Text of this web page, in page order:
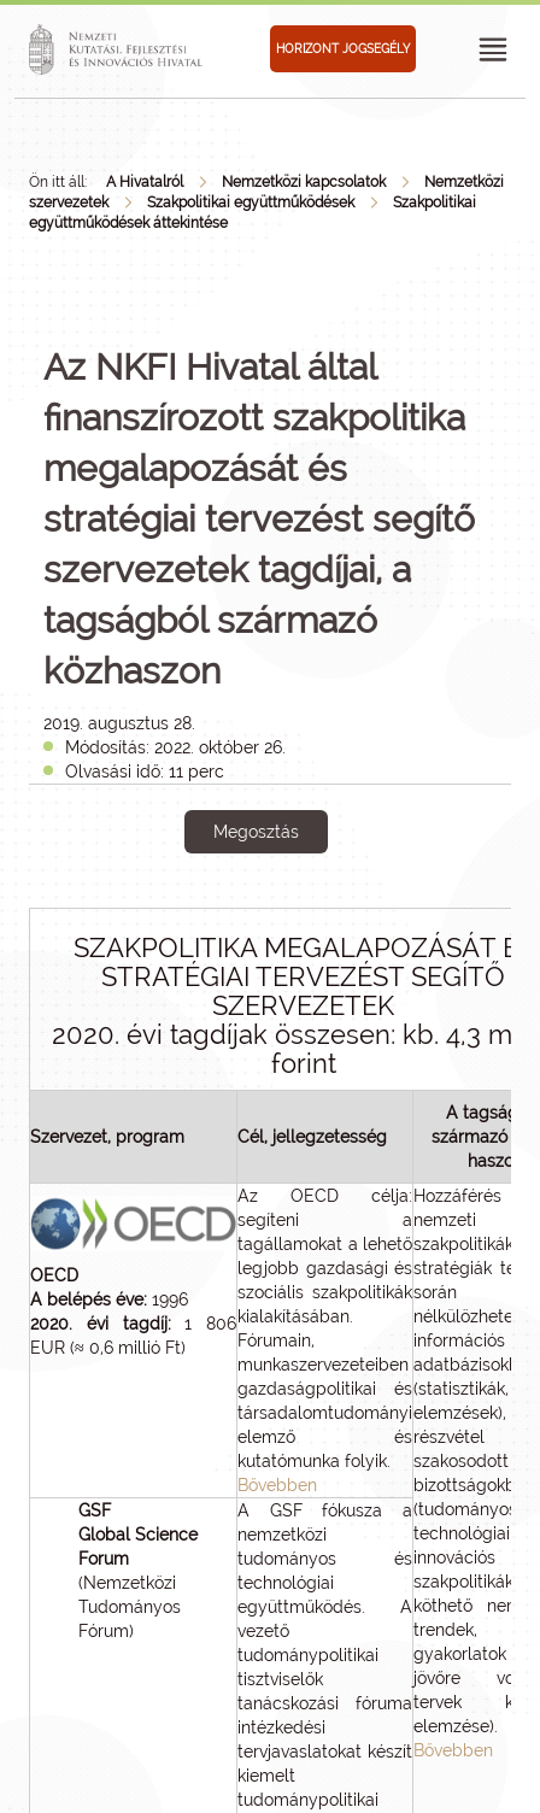
HORIZONT JOGSEGÉLY
Ön itt áll: A Hivatalról Nemzetközi kapcsolatok
Nemzetközi
szervezetek
Szakpolitikai együttműködések
Szakpolitikai
együttműködések áttekintése
Az NKFI Hivatal által
finanszírozott szakpolitika
megalapozását és
stratégiai tervezést segítő
szervezetek tagdíjai, a
tagságból származó
közhaszon
2019. augusztus 28.
Módosítás: 2022. október 26.
Olvasási idő: 11 perc
Megosztás
SZAKPOLITIKA MEGALAPOZÁSÁT ÉS
STRATÉGIAI TERVEZÉST SEGÍTŐ
SZERVEZETEK
2020. évi tagdíjak összesen: kb. 4,3
forint
Szervezet, program Cél, jellegzetesség
A
származó
haszon
OECD
A belépés éve: 1996
2020. évi tagdíj:1 806
EUR (≈ 0,6 millió Ft)
Az OECD célja:
segíteni a
tagállamokat a lehető
legjobb gazdasági és
szociális szakpolitikák
kialakításában.
Fórumain,
munkaszervezeteiben
gazdaságpolitikai és
társadalomtudományi
elemző és
kutatómunka folyik.
Bővebben
nemzeti
stratégiák
során
információs
adatbázisokhoz
(statisztikák,
elemzések),
részvétel
szakosodott
bizottságokban
(tudományos,
innovációs
szakpolitikákhoz
köthető
trendek,
gyakorlatok
jövőre
tervek
elemzése).
Bővebben
GSF
Global Science
Forum
(Nemzetközi
Tudományos
Fórum)
A GSF fókusza a
nemzetközi
tudományos és
technológiai
együttműködés. A
vezető
tudománypolitikai
tisztviselők
tanácskozási fóruma
intézkedési
tervjavaslatokat készít
kiemelt
tudománypolitikai